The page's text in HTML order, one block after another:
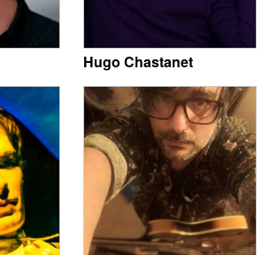
Hugo Chastanet